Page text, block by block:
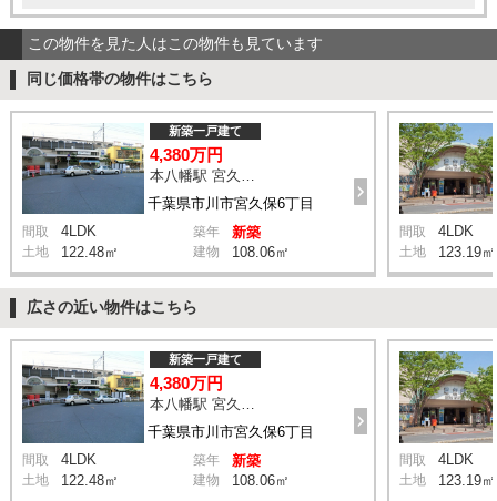
この物件を見た人はこの物件も見ています
同じ価格帯の物件はこちら
千葉県市川市宮久保6丁目
新築一戸建て
4,380万円
間取 4LDK 築年 新築
土地 122.48㎡ 建物 108.06㎡
間取 4LDK
土地 123.19㎡
広さの近い物件はこちら
千葉県市川市宮久保6丁目
新築一戸建て
4,380万円
本八幡駅 宮久保坂上 バス10分 停歩7分
間取 4LDK 築年 新築
土地 122.48㎡ 建物 108.06㎡
間取 4LDK
土地 123.19㎡